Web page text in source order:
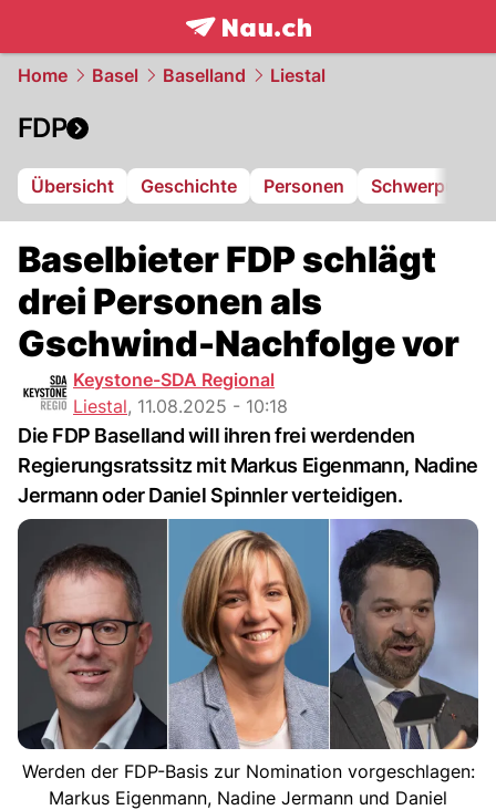
frontpage.NAU.ch
Home Basel Baselland Liestal
FDP
Übersicht Geschichte Personen Schwerpunkte
Baselbieter FDP schlägt
drei Personen als
Gschwind-Nachfolge vor
Keystone-SDA Regional
Liestal, 11.08.2025 - 10:18
Die FDP Baselland will ihren frei werdenden
Regierungsratssitz mit Markus Eigenmann, Nadine
Jermann oder Daniel Spinnler verteidigen.
Werden der FDP-Basis zur Nomination vorgeschlagen:
Markus Eigenmann, Nadine Jermann und Daniel